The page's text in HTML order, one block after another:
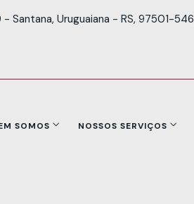
Santana, Uruguaiana - RS, 97501-546
SOMOS NOSSOS SERVIÇOS